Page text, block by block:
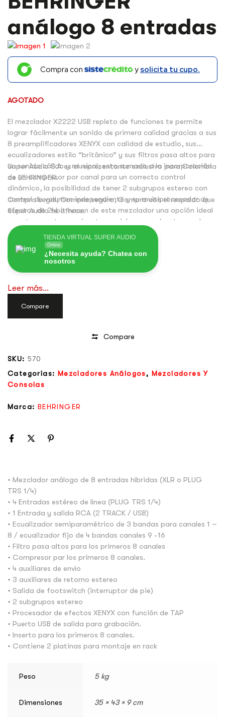
análogo 8 entradas
Compra con y solicita tu cupo.
AGOTADO
El mezclador X2222 USB repleto de funciones te permite
lograr fácilmente un sonido de primera calidad gracias a sus
8 preamplificadores XENYX con calidad de estudio, sus
ecualizadores estilo “británico” y sus filtros pasa altos para
un sonido cálido y musical; esto sumado a la incorporación
de un compresor por canal para un correcto control
dinámico, la posibilidad de tener 2 subgrupos estereo con
control de volumen independiente y su multiprocesador de
efectos de 24bit hacen de este mezclador una opción ideal
para tus eventos en vivo, transmisiones, podcast y mucho
más.
Super Audio S.A es el representante exclusivo para Colombia
de BEHRINGER.
Compra Legal, Compra seguro, Compra con el respaldo que
Super Audio te ofrece.
TIENDA VIRTUAL SUPER AUDIO
Online
¿Necesita ayuda? Chatea con
nosotros
Leer más...
Compare
Compare
SKU: 570
Categorías: Mezcladores Análogos, Mezcladores Y
Consolas
Marca: BEHRINGER
• Mezclador análogo de 8 entradas híbridas (XLR o PLUG
TRS 1/4)
• 4 Entradas estéreo de línea (PLUG TRS 1/4)
• 1 Entrada y salida RCA (2 TRACK / USB)
• Ecualizador semiparamétrico de 3 bandas para canales 1 –
8 / ecualizador fijo de 4 bandas canales 9 -16
• Filtro pasa altos para los primeros 8 canales
• Compresor par los primeros 8 canales.
• 4 auxiliares de envío
• 3 auxiliares de retorno estereo
• Salida de footswitch (interruptor de pie)
• 2 subgrupos estereo
• Procesador de efectos XENYX con función de TAP
• Puerto USB de salida para grabación.
• Inserto para los primeros 8 canales.
• Contiene 2 platinas para montaje en rack
Peso 5 kg
Dimensiones 35 × 43 × 9 cm